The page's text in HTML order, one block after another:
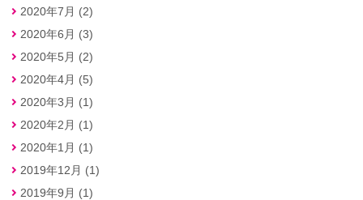
2020年7月 (2)
2020年6月 (3)
2020年5月 (2)
2020年4月 (5)
2020年3月 (1)
2020年2月 (1)
2020年1月 (1)
2019年12月 (1)
2019年9月 (1)